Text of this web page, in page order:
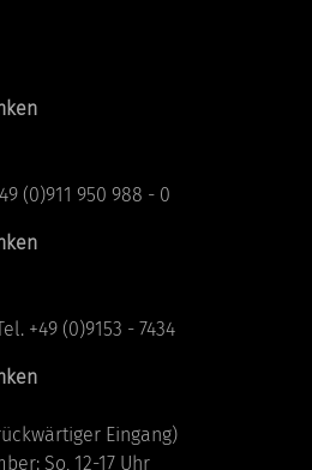
(0)911 950 988 - 0
+49 (0)9153 - 7434
Eingang)
So, 12-17 Uhr